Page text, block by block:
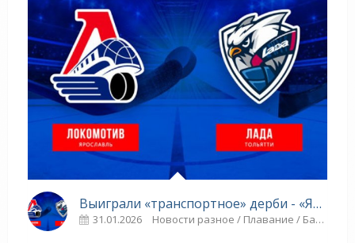
Выиграли «транспортное» дерби - «Ярославский спорт»
31.01.2026 Новости разное / Плавание / Баскетбол / Другие виды спорта / ТЕННИС / Прыжки в воду / Игровые виды спорта / Борьба / ГОЛЬФ / Спорт